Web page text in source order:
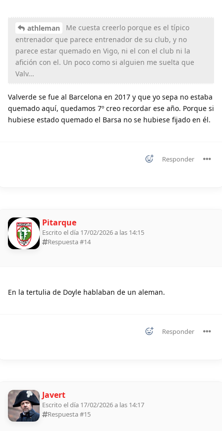
athleman
Me cuesta creerlo porque es el típico
entrenador que parece entrenador de su club, y no
parece estar quemado en Vigo, ni el con el club ni la
afición con el. Un poco como si alguien me suelta que
Valv...
Valverde se fue al Barcelona en 2017 y que yo sepa no estaba
quemado aquí, quedamos 7º creo recordar ese año. Porque si
hubiese estado quemado el Barsa no se hubiese fijado en él.
Responder
Pitarque
Escrito el día 17/02/2026 a las 14:15
Respuesta #14
En la tertulia de Doyle hablaban de un aleman.
Responder
Javert
Escrito el día 17/02/2026 a las 14:17
Respuesta #15